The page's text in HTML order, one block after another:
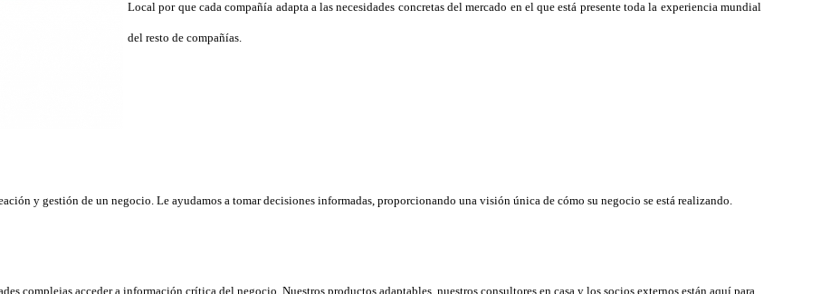
Local por que cada compañía adapta a las necesidades concretas del mercado en el que está presente toda la experiencia mundial
del resto de compañías.
y gestión de un negocio. Le ayudamos a tomar decisiones informadas, proporcionando una visión única de cómo su negocio se está realizando.
complejas acceder a información crítica del negocio. Nuestros productos adaptables, nuestros consultores en casa y los socios externos están aquí para